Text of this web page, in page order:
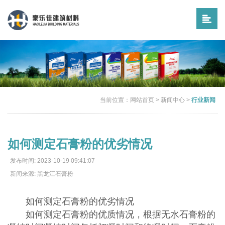
当前位置： 网站首页 > 新闻中心 > 行业新闻
如何测定石膏粉的优劣情况
发布时间: 2023-10-19 09:41:07
新闻来源: 黑龙江石膏粉
如何测定石膏粉的优劣情况
如何测定石膏粉的优质情况，根据无水石膏粉的